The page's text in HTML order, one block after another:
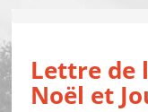
Lettre de
Noël et